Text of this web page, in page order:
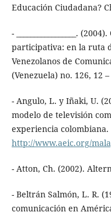
Educación Ciudadana?
- _________________.
participativa: en la ruta
Venezolanos de
(Venezuela) no. 126, 12
- Angulo, L. y Iñaki, U.
modelo de televisión
experiencia colombiana.
http://www.aeic.org/
- Atton, Ch. (2002).
- Beltrán Salmón, L. R.
comunicación en